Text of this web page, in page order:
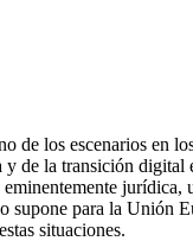
de los escenarios en
de la transición digital
supone para la Unión
situaciones.